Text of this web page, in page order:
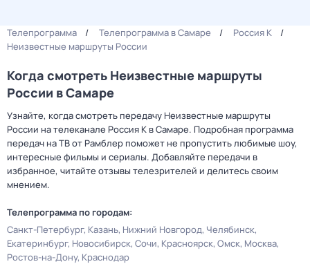
Телепрограмма Телепрограмма в Самаре
Россия К
Неизвестные маршруты России
Когда смотреть Неизвестные маршруты
России в Самаре
Узнайте, когда смотреть передачу Неизвестные маршруты
России на телеканале Россия К в Самаре. Подробная программа
передач на ТВ от Рамблер поможет не пропустить любимые шоу,
интересные фильмы и сериалы. Добавляйте передачи в
избранное, читайте отзывы телезрителей и делитесь своим
мнением.
Телепрограмма по городам:
Санкт-Петербург Казань Нижний Новгород Челябинск
Екатеринбург Новосибирск Сочи Красноярск Омск Москва
Ростов-на-Дону Краснодар